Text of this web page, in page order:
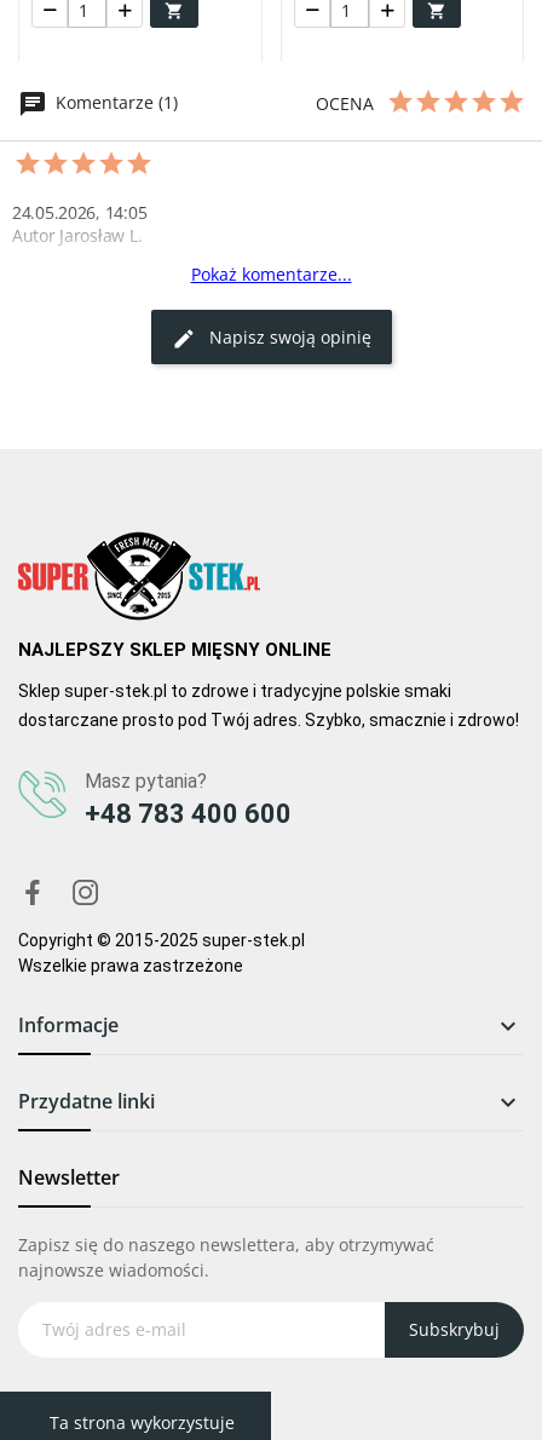
 
Komentarze (1) OCENA
24.05.2026, 14:05
Autor Jarosław L.
Delikatny smak. Rozpływa się w ustach.
Pokaż komentarze...
Napisz swoją opinię
NAJLEPSZY SKLEP MIĘSNY ONLINE
Sklep super-stek.pl to zdrowe i tradycyjne polskie smaki
dostarczane prosto pod Twój adres. Szybko, smacznie i zdrowo!
Masz pytania?
+48 783 400 600
Copyright © 2015-2025 super-stek.pl
Wszelkie prawa zastrzeżone
Informacje 
Przydatne linki 
Newsletter
Zapisz się do naszego newslettera, aby otrzymywać
najnowsze wiadomości.
Subskrybuj
Ta strona wykorzystuje